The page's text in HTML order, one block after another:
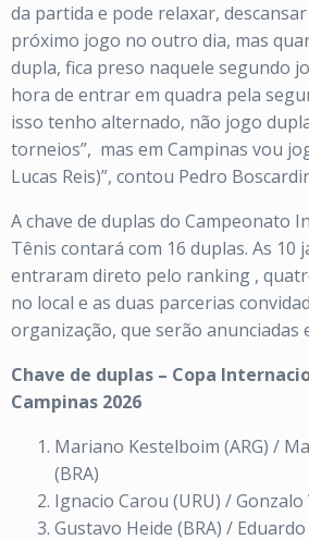
da partida e pode relaxar,
próximo jogo no outro dia, mas
dupla, fica preso naquele segundo
hora de entrar em quadra pela
isso tenho alternado, não jogo
torneios”, mas em Campinas vou
Lucas Reis)”, contou Pedro
A chave de duplas do Campeonato
Tênis contará com 16 duplas. As 10
entraram direto pelo ranking ,
no local e as duas parcerias
organização, que serão anunciadas
Chave de duplas – Copa
Campinas 2026
Mariano Kestelboim (ARG) /
(BRA)
Ignacio Carou (URU) / Gonzalo
Gustavo Heide (BRA) /